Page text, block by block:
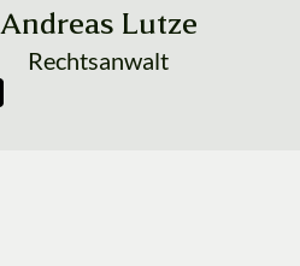
Andreas Lutze
Rechtsanwalt